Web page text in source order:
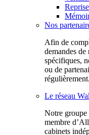
Nos
Afin de
demandes de
spécifiques,
ou de
régulièrement.
Le réseau
Notr​e groupe
membre
cabinets